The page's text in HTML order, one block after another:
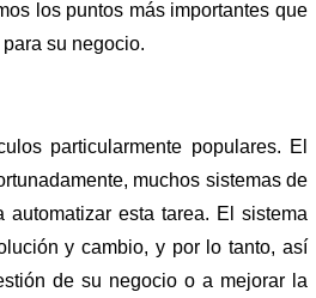
los puntos más importantes que
su negocio.
particularmente populares. El
muchos sistemas de
esta tarea. El sistema
y cambio, y por lo tanto, así
de su negocio o a mejorar la